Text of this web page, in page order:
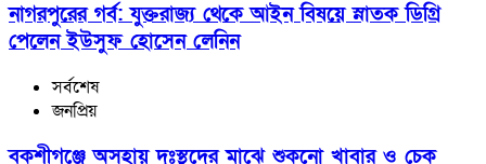
নাগরপুরের গর্ব: যুক্তরাজ্য থেকে আইন বিষয়ে স্নাতক ডিগ্রি
পেলেন ইউসুফ হোসেন লেনিন
সর্বশেষ
জনপ্রিয়
বকশীগঞ্জে অসহায় দুঃস্থদের মাঝে শুকনো খাবার ও চেক